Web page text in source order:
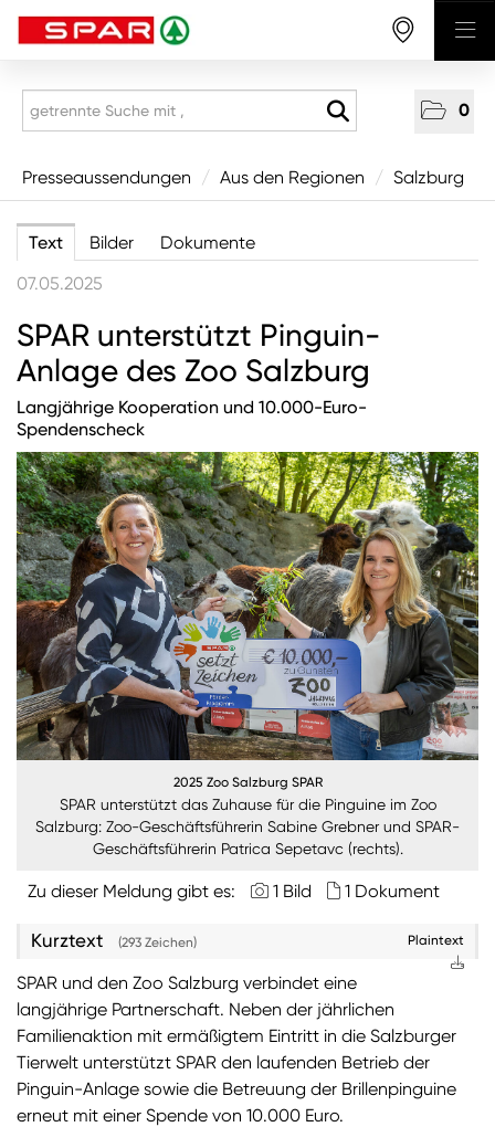
0
Presseaussendungen
Aus den Regionen
Tirol
Salzburg
Oberösterreich
Wien
Burgenland
Steiermark
Kärnten
Unternehmen
Nachhaltigkeit
Sie wollen unsere aktuellen Medienmitteilungen
automatisch per E-Mail erhalten? Dann tragen Sie
einfach Ihre Daten in unseren Presseverteilerein
ausschließlich für Medienkontakte und nicht für
Sie wollen Informationen über aktuelle Aktionen,
Produktneuheiten, attraktive Gewinnspiele uvm.
erhalten? Dann melden Sie sich zumSPAR
Newsletteran:
Presseaussendungen / Aus den Regionen / Salzburg
Text Bilder
Dokumente
07.05.2025
SPAR unterstützt Pinguin-
Anlage des Zoo Salzburg
Langjährige Kooperation und 10.000-Euro-
Spendenscheck
2025 Zoo Salzburg SPAR
SPAR unterstützt das Zuhause für die Pinguine im Zoo
Salzburg: Zoo-Geschäftsführerin Sabine Grebner und SPAR-
Geschäftsführerin Patrica Sepetavc (rechts).
Zu dieser Meldung gibt es: 1 Bild 1 Dokument
Kurztext (293 Zeichen) Plaintext
SPAR und den Zoo Salzburg verbindet eine
langjährige Partnerschaft. Neben der jährlichen
Familienaktion mit ermäßigtem Eintritt in die Salzburger
Tierwelt unterstützt SPAR den laufenden Betrieb der
Pinguin-Anlage sowie die Betreuung der Brillenpinguine
erneut mit einer Spende von 10.000 Euro.